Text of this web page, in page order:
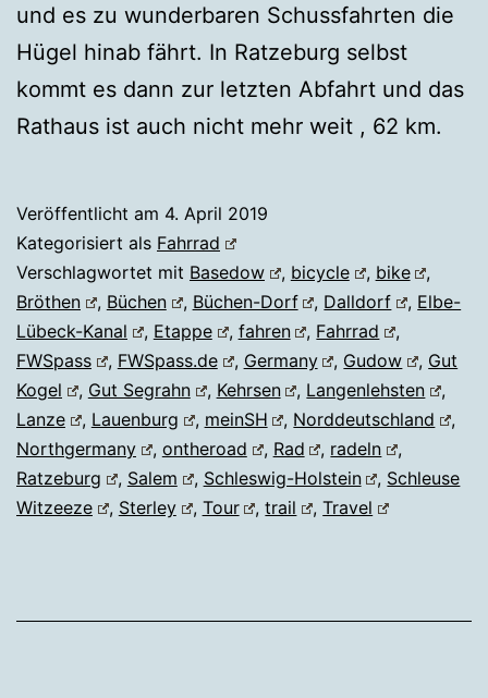
und es zu wunderbaren Schussfahrten die
Hügel hinab fährt. In Ratzeburg selbst
kommt es dann zur letzten Abfahrt und das
Rathaus ist auch nicht mehr weit , 62 km.
Veröffentlicht am 4. April 2019
Kategorisiert als Fahrrad
Verschlagwortet mit Basedow , bicycle , bike
,
Bröthen
, Büchen , Büchen-Dorf , Dalldorf , Elbe-
Lübeck-Kanal
, Etappe , fahren , Fahrrad
,
FWSpass
, FWSpass.de , Germany , Gudow , Gut
Kogel
, Gut Segrahn , Kehrsen , Langenlehsten
,
Lanze
, Lauenburg , meinSH , Norddeutschland
,
Northgermany
, ontheroad , Rad , radeln
,
Ratzeburg
, Salem , Schleswig-Holstein , Schleuse
Witzeeze
, Sterley , Tour ,trail ,Travel